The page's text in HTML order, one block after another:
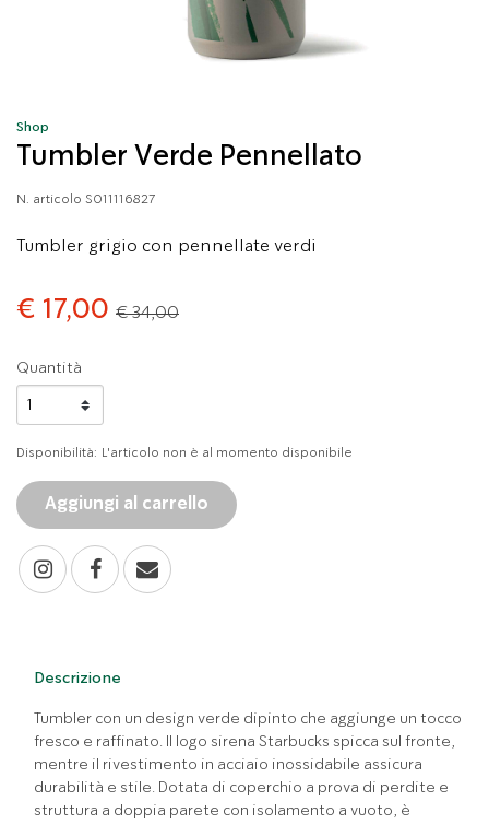
Shop
Tumbler Verde Pennellato
N. articolo S011116827
Tumbler grigio con pennellate verdi
€ 17,00 Price reduced from
€ 34,00
Quantità
Disponibilità: L'articolo non è al momento disponibile
Aggiungi al carrello
Descrizione
Tumbler con un design verde dipinto che aggiunge un tocco
fresco e raffinato. Il logo sirena Starbucks spicca sul fronte,
mentre il rivestimento in acciaio inossidabile assicura
durabilità e stile. Dotata di coperchio a prova di perdite e
struttura a doppia parete con isolamento a vuoto, è